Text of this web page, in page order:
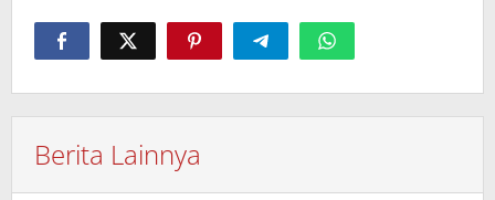
Berita Lainnya